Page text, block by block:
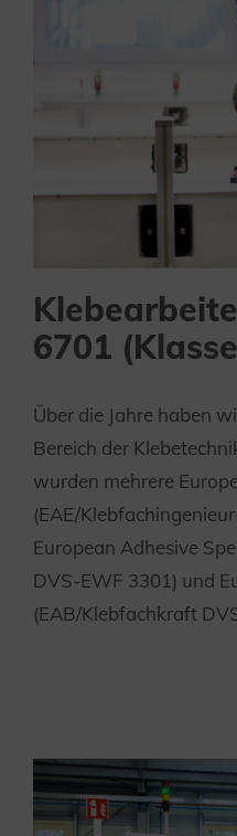
6701
Über die Jahre haben
Bereich der
wurden mehrere
(EAE/
European Adhesive
DVS-EWF 3301) und
(EAB/Klebfachkraft